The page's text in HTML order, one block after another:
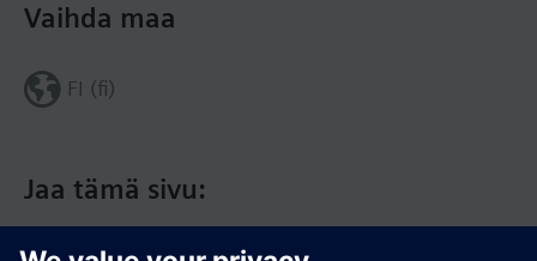
Jaa tämä sivu:
Vaihda maa
FI (fi)